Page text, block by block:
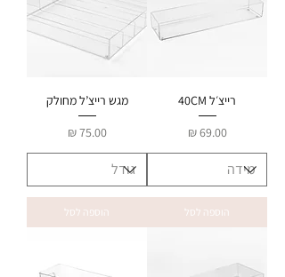
רייצ׳ל 40CM
מחיר‏69.00 ‏₪
הוספה לסל
מגש רייצ’ל מחולק
מחיר‏75.00 ‏₪
הוספה לסל